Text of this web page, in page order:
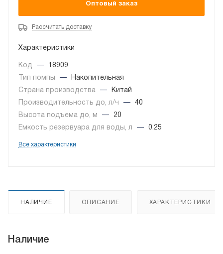
Оптовый заказ
Рассчитать доставку
Характеристики
Код —
18909
Тип помпы
—
Накопительная
Страна производства
—
Китай
Производительность до, л/ч
—
40
Высота подъема до, м
—
20
Емкость резервуара для воды, л
— 0.25
Все характеристики
НАЛИЧИЕ ОПИСАНИЕ ХАРАКТЕРИСТИКИ
Наличие